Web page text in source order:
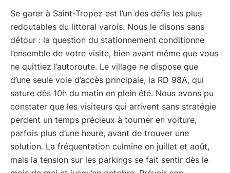
Se garer à Saint-Tropez est l’un des défis les plus
redoutables du littoral varois. Nous le disons sans
détour : la question du stationnement conditionne
l’ensemble de votre visite, bien avant même que vous
ne quittiez l’autoroute. Le village ne dispose que
d’une seule voie d’accès principale, la RD 98A, qui
sature dès 10h du matin en plein été. Nous avons pu
constater que les visiteurs qui arrivent sans stratégie
perdent un temps précieux à tourner en voiture,
parfois plus d’une heure, avant de trouver une
solution. La fréquentation culmine en juillet et août,
mais la tension sur les parkings se fait sentir dès le